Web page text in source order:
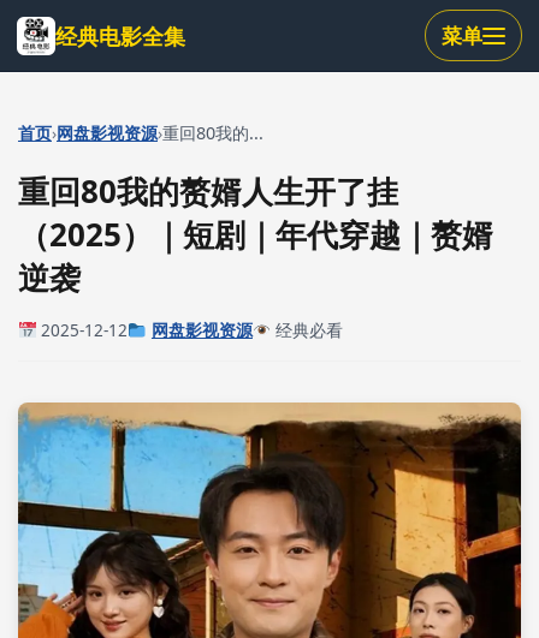
跳
到
主
内
经典电影全集 菜单
首页›网盘影视资源›重回80我的...
重回80我的赘婿人生开了挂
（2025）｜短剧｜年代穿越｜赘婿
逆袭
2025-12-12 网盘影视资源 经典必看